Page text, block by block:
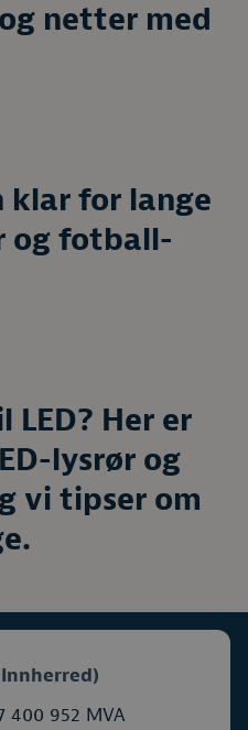
netter med
klar for lange
og fotball-
Her er
lysrør og
vi tipser om
400 952 MVA